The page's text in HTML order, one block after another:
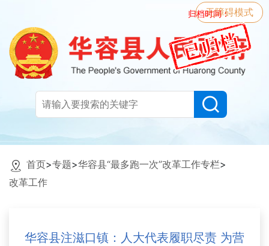
归档时间：
无障碍模式
首页>专题>华容县“最多跑一次”改革工作专栏>
改革工作
华容县注滋口镇：人大代表履职尽责 为营